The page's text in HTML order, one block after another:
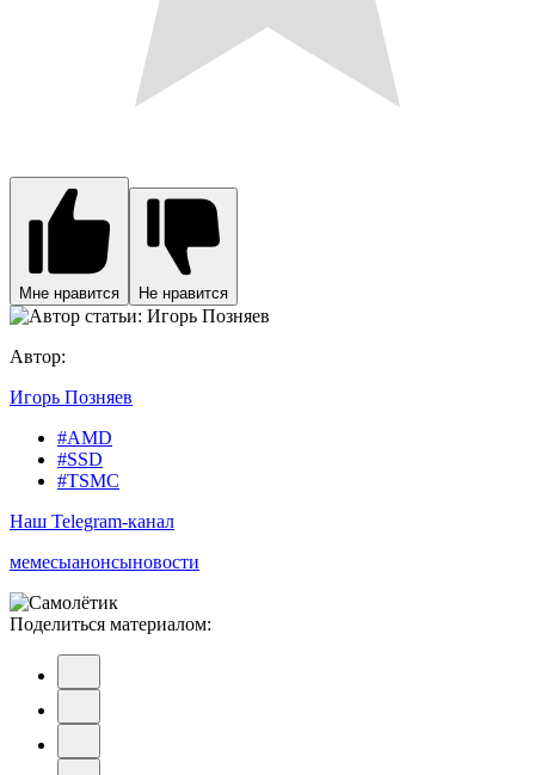
Мне нравится Не нравится
Автор:
Игорь Позняев
#AMD
#SSD
#TSMC
Наш Telegram-канал
мемесыанонсыновости
Поделиться материалом: